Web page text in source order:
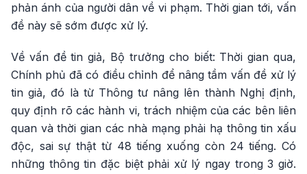
phản ánh của người dân về vi phạm. Thời gian tới, vấn
đề này sẽ sớm được xử lý.
Về vấn đề tin giả, Bộ trưởng cho biết: Thời gian qua,
Chính phủ đã có điều chỉnh để nâng tầm vấn đề xử lý
tin giả, đó là từ Thông tư nâng lên thành Nghị định,
quy định rõ các hành vi, trách nhiệm của các bên liên
quan và thời gian các nhà mạng phải hạ thông tin xấu
độc, sai sự thật từ 48 tiếng xuống còn 24 tiếng. Có
những thông tin đặc biệt phải xử lý ngay trong 3 giờ.